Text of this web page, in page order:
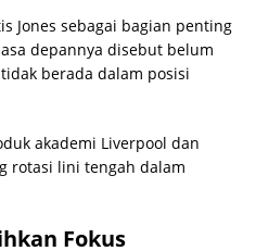
Jones sebagai bagian penting
depannya disebut belum
berada dalam posisi
akademi Liverpool dan
rotasi lini tengah dalam
Fokus